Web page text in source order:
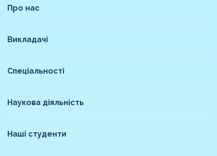
Про нас
Викладачі
Спеціальності
Наукова діяльність
Наші студенти